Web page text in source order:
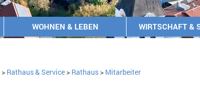
WOHNEN & LEBEN WIRTSCHAFT &
> Rathaus & Service> Rathaus> Mitarbeiter